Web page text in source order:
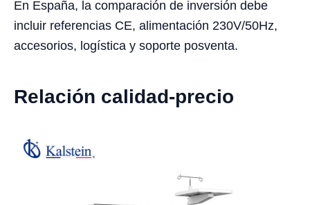
En España, la comparación de inversión debe
incluir referencias CE, alimentación 230V/50Hz,
accesorios, logística y soporte posventa.
Relación calidad-precio